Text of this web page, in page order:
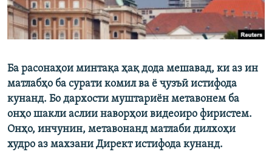
Ба расонаҳои минтақа ҳақ дода мешавад, ки аз ин
матлабҳо ба сурати комил ва ё ҷузъӣ истифода
кунанд. Бо дархости муштариён метавонем ба
онҳо шакли аслии наворҳои видеоиро фиристем.
Онҳо, инчунин, метавонанд матлаби дилхоҳи
худро аз махзани Директ истифода кунанд.